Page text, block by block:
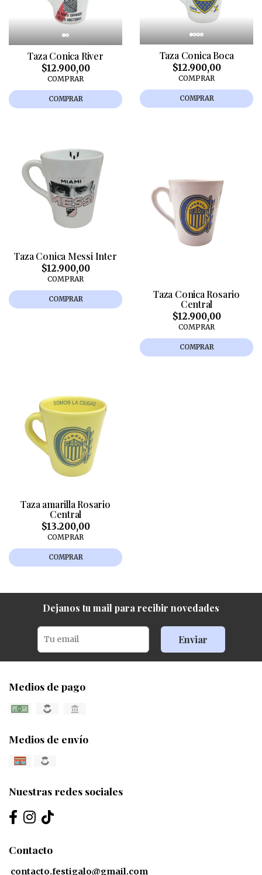
Taza Conica River
$12.900,00
COMPRAR
COMPRAR
Taza Conica Boca
$12.900,00
COMPRAR
COMPRAR
Taza Conica Messi Inter
$12.900,00
COMPRAR
COMPRAR
Taza Conica Rosario
Central
$12.900,00
COMPRAR
COMPRAR
Taza amarilla Rosario
Central
$13.200,00
COMPRAR
COMPRAR
Dejanos tu mail para recibir novedades
Enviar
Medios de pago
Medios de envío
Nuestras redes sociales
Contacto
contacto.festigalo@gmail.com